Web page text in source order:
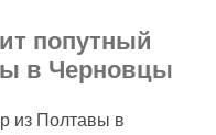
попутный
в Черновцы
из Полтавы в